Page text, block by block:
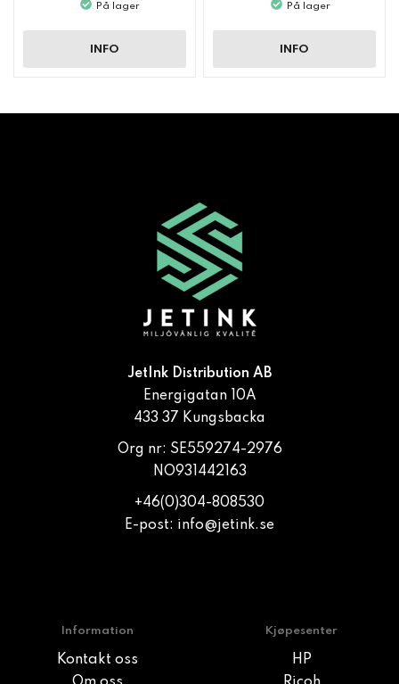
På lager
INFO
På lager
INFO
JetInk Distribution AB
Energigatan 10A
433 37 Kungsbacka
Org nr: SE559274-2976
NO931442163
+46(0)304-808530
E-post: info@jetink.se
Information
Kontakt oss
Kjøpesenter
HP